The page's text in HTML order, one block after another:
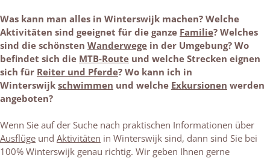
Was kann man alles in Winterswijk machen? Welche
Aktivitäten sind geeignet für die ganze Familie? Welches
sind die schönsten Wanderwege in der Umgebung? Wo
befindet sich die MTB-Route und welche Strecken eignen
sich für Reiter und Pferde? Wo kann ich in
Winterswijk schwimmen und welche Exkursionen werden
angeboten?
Wenn Sie auf der Suche nach praktischen Informationen über
Ausflüge und Aktivitäten in Winterswijk sind, dann sind Sie bei
100% Winterswijk genau richtig. Wir geben Ihnen gerne